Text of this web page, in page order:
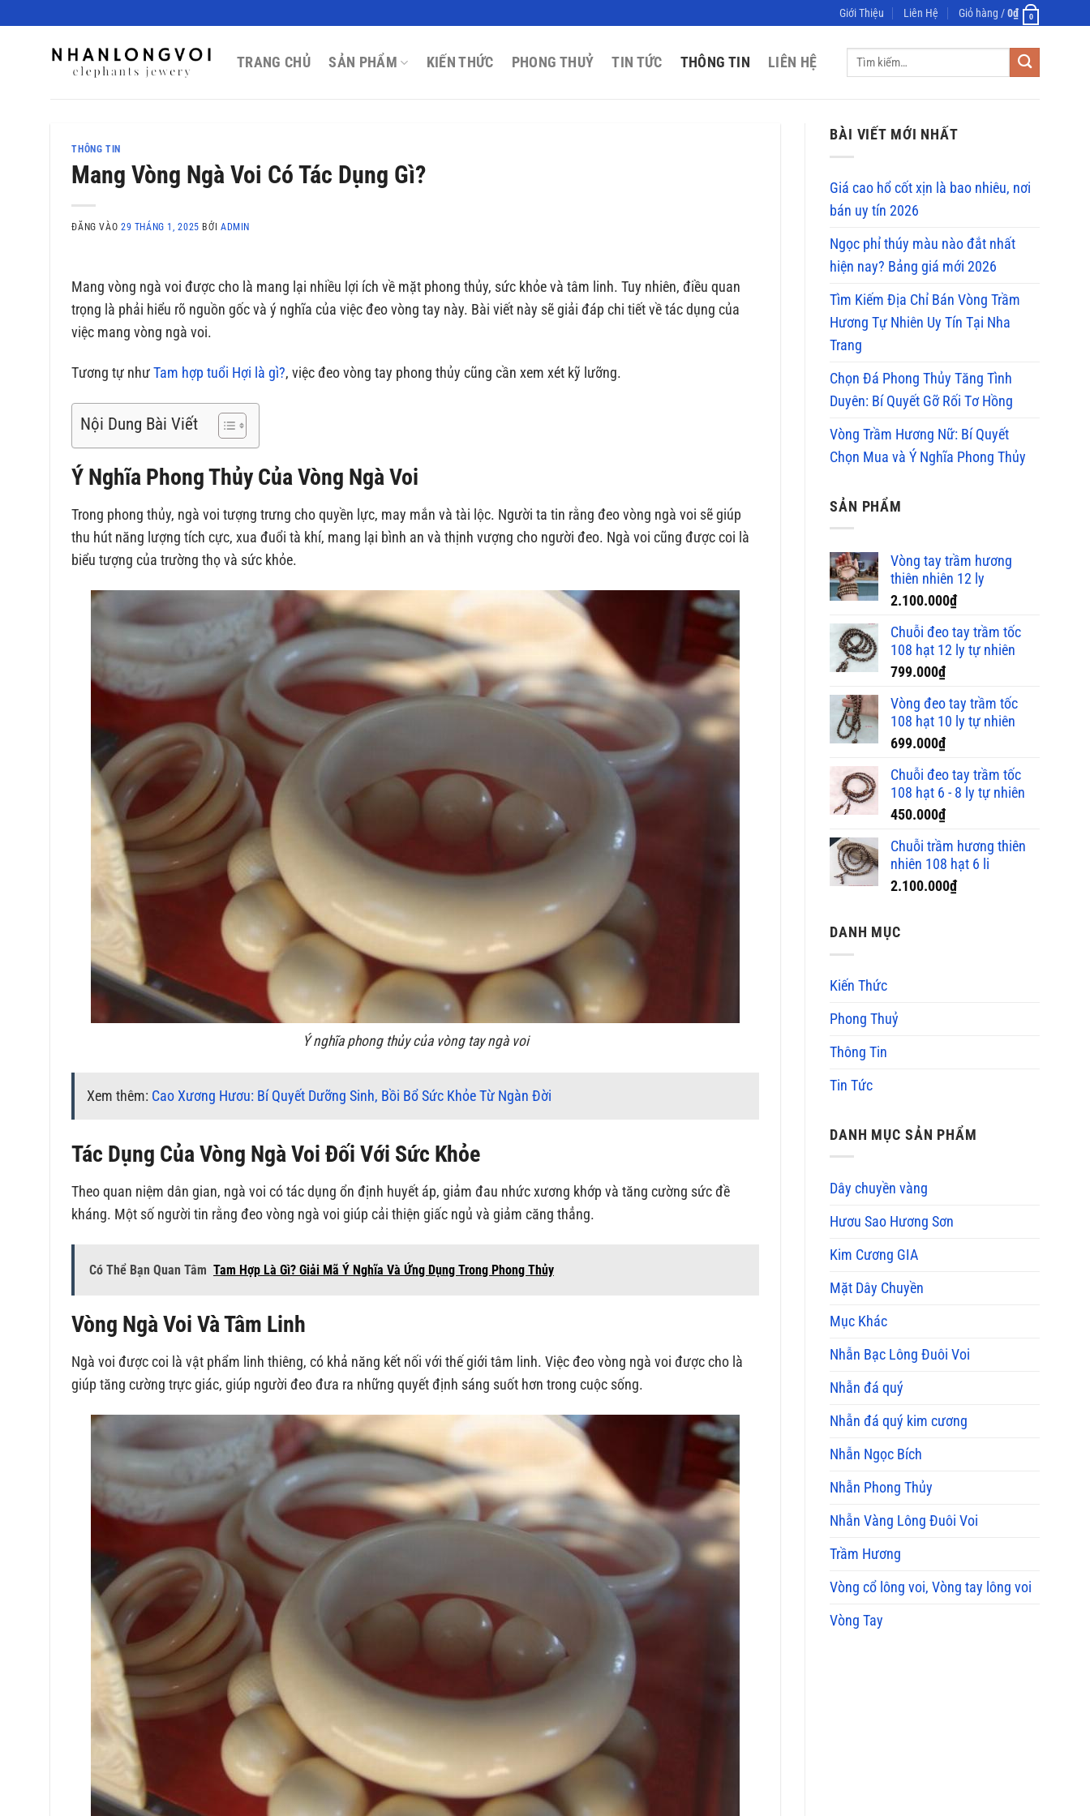
Giới Thiệu Liên Hệ Giỏ hàng /0₫ 0
TRANG CHỦ SẢN PHẨM KIẾN THỨC PHONG THUỶ TIN TỨC THÔNG TIN LIÊN HỆ
Tìm
THÔNG TIN
Mang Vòng Ngà Voi Có Tác Dụng Gì?
ĐĂNG VÀO 29 THÁNG 1, 2025 BỞI ADMIN
Mang vòng ngà voi được cho là mang lại nhiều lợi ích về mặt phong thủy, sức khỏe và tâm linh. Tuy nhiên, điều quan
trọng là phải hiểu rõ nguồn gốc và ý nghĩa của việc đeo vòng tay này. Bài viết này sẽ giải đáp chi tiết về tác dụng của
việc mang vòng ngà voi.
Tương tự nhưTam hợp tuổi Hợi là gì?, việc đeo vòng tay phong thủy cũng cần xem xét kỹ lưỡng.
Nội Dung Bài Viết
Ý Nghĩa Phong Thủy Của Vòng Ngà Voi
Trong phong thủy, ngà voi tượng trưng cho quyền lực, may mắn và tài lộc. Người ta tin rằng đeo vòng ngà voi sẽ giúp
thu hút năng lượng tích cực, xua đuổi tà khí, mang lại bình an và thịnh vượng cho người đeo. Ngà voi cũng được coi là
biểu tượng của trường thọ và sức khỏe.
Ý nghĩa phong thủy của vòng tay ngà voi
Xem thêm: Cao Xương Hươu: Bí Quyết Dưỡng Sinh, Bồi Bổ Sức Khỏe Từ Ngàn Đời
Tác Dụng Của Vòng Ngà Voi Đối Với Sức Khỏe
Theo quan niệm dân gian, ngà voi có tác dụng ổn định huyết áp, giảm đau nhức xương khớp và tăng cường sức đề
kháng. Một số người tin rằng đeo vòng ngà voi giúp cải thiện giấc ngủ và giảm căng thẳng.
Có Thể Bạn Quan Tâm Tam Hợp Là Gì? Giải Mã Ý Nghĩa Và Ứng Dụng Trong Phong Thủy
Vòng Ngà Voi Và Tâm Linh
Ngà voi được coi là vật phẩm linh thiêng, có khả năng kết nối với thế giới tâm linh. Việc đeo vòng ngà voi được cho là
giúp tăng cường trực giác, giúp người đeo đưa ra những quyết định sáng suốt hơn trong cuộc sống.
BÀI VIẾT MỚI NHẤT
Giá cao hổ cốt xịn là bao nhiêu, nơi
bán uy tín 2026
Ngọc phỉ thúy màu nào đắt nhất
hiện nay? Bảng giá mới 2026
Tìm Kiếm Địa Chỉ Bán Vòng Trầm
Hương Tự Nhiên Uy Tín Tại Nha
Trang
Chọn Đá Phong Thủy Tăng Tình
Duyên: Bí Quyết Gỡ Rối Tơ Hồng
Vòng Trầm Hương Nữ: Bí Quyết
Chọn Mua và Ý Nghĩa Phong Thủy
SẢN PHẨM
Vòng tay trầm hương
thiên nhiên 12 ly
2.100.000₫
Chuỗi đeo tay trầm tốc
108 hạt 12 ly tự nhiên
799.000₫
Vòng đeo tay trầm tốc
108 hạt 10 ly tự nhiên
699.000₫
Chuỗi đeo tay trầm tốc
108 hạt 6 - 8 ly tự nhiên
450.000₫
Chuỗi trầm hương thiên
nhiên 108 hạt 6 li
2.100.000₫
DANH MỤC
Kiến Thức
Phong Thuỷ
Thông Tin
Tin Tức
DANH MỤC SẢN PHẨM
Dây chuyền vàng
Hươu Sao Hương Sơn
Kim Cương GIA
Mặt Dây Chuyền
Mục Khác
Nhẫn Bạc Lông Đuôi Voi
Nhẫn đá quý
Nhẫn đá quý kim cương
Nhẫn Ngọc Bích
Nhẫn Phong Thủy
Nhẫn Vàng Lông Đuôi Voi
Trầm Hương
Vòng cổ lông voi, Vòng tay lông voi
Vòng Tay